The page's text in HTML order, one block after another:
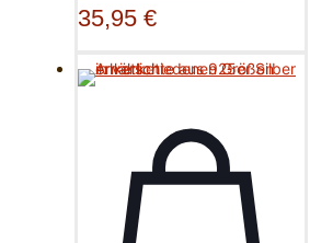
35,95 €